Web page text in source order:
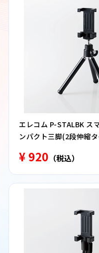
エレコム P-STALBK ス
ンパクト三脚(2段伸縮
¥ 920 （税込）